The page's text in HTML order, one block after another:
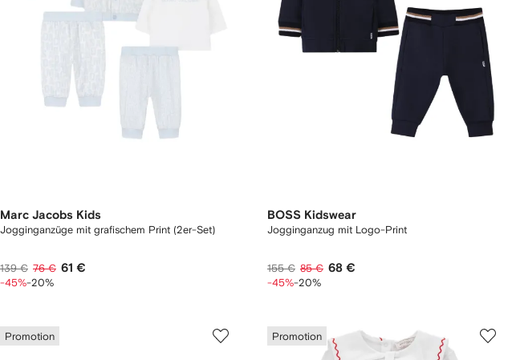
Marc Jacobs Kids
Jogginganzüge mit grafischem Print (2er-Set)
139 € 76 € 61 €
-45%-20%
BOSS Kidswear
Jogginganzug mit Logo-Print
155 € 85 € 68 €
-45%-20%
Promotion Promotion